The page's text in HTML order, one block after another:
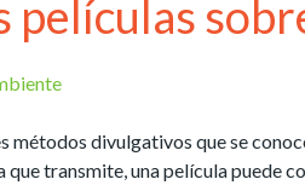
películas
métodos divulgativos que se
transmite, una película puede